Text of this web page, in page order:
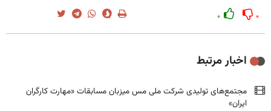
۰ ۰
اخبار مرتبط
مجتمع‌های تولیدی شرکت ملی مس میزبان مسابقات «مهارت کارگران
ایران»